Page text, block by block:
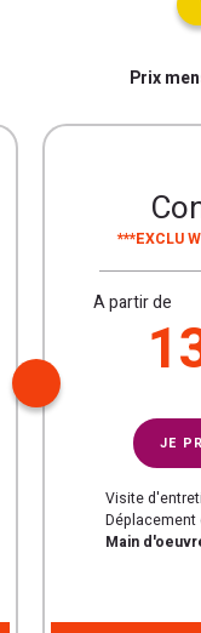
Prix
***EXCLU
A partir de
JE
Visite
Main